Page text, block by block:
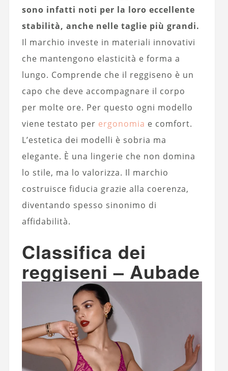
sono infatti noti per la loro eccellente
stabilità, anche nelle taglie più grandi.
Il marchio investe in materiali innovativi
che mantengono elasticità e forma a
lungo. Comprende che il reggiseno è un
capo che deve accompagnare il corpo
per molte ore. Per questo ogni modello
viene testato per ergonomia e comfort.
L’estetica dei modelli è sobria ma
elegante. È una lingerie che non domina
lo stile, ma lo valorizza. Il marchio
costruisce fiducia grazie alla coerenza,
diventando spesso sinonimo di
affidabilità.
Classifica dei
reggiseni – Aubade